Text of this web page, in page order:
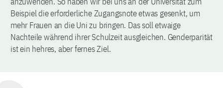
Beispiel die erforderliche Zugangsnote etwas gesenkt, um
mehr Frauen an die Uni zu bringen. Das soll etwaige
Nachteile während ihrer Schulzeit ausgleichen. Genderparität
ist ein hehres, aber fernes Ziel.